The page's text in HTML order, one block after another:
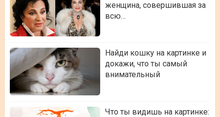
женщина, совершившая за
всю…
Найди кошку на картинке и
докажи, что ты самый
внимательный
Что ты видишь на картинке: